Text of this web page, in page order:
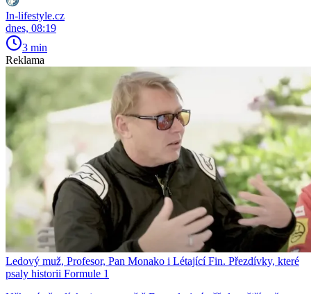
In-lifestyle.cz
dnes, 08:19
3 min
Reklama
Ledový muž, Profesor, Pan Monako i Létající Fin. Přezdívky, které
psaly historii Formule 1